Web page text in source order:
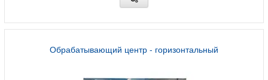
Обрабатывающий центр - горизонтальный